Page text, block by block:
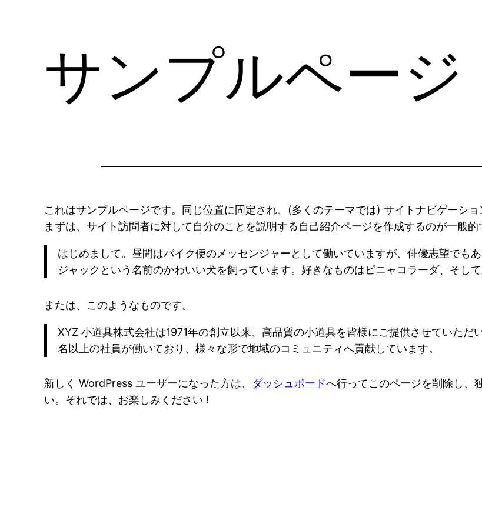
サンプルページ
これはサンプルページです。同じ位置に固定され、(多くのテーマでは) サイトナビゲーシ
まずは、サイト訪問者に対して自分のことを説明する自己紹介ページを作成するのが一般的
はじめまして。昼間はバイク便のメッセンジャーとして働いていますが、俳優志望でも
ジャックという名前のかわいい犬を飼っています。好きなものはピニャコラーダ、そして
または、このようなものです。
XYZ 小道具株式会社は1971年の創立以来、高品質の小道具を皆様にご提供させていた
名以上の社員が働いており、様々な形で地域のコミュニティへ貢献しています。
新しく WordPress ユーザーになった方は、 ダッシュボードへ行ってこのページを削除し、
い。それでは、お楽しみください !